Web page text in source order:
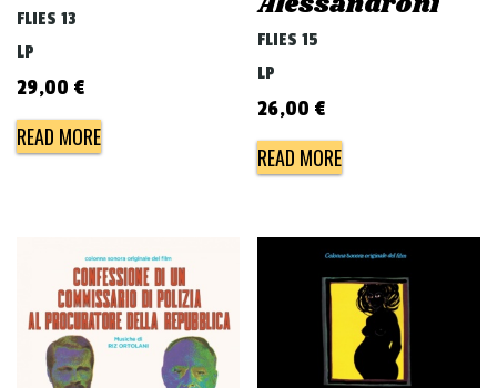
FLIES 13
LP
29,00 €
READ MORE
FLIES 15
LP
26,00 €
READ MORE